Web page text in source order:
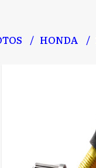
HONDA